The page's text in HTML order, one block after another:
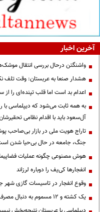
آخرین اخبار
واشنگتن درحال بررسی انتقال
هشدار صنعا به عربستان: وقت تلف
اعدام بد است اما قلب تپنده‌ای را از
به همه ثابت می‌شود که دیپلماسی
آل‌سعود باید با اقدام نظامی
تاراج هویت ملی در بازار بی‌صاحب
جنگ، جامعه در حال بی‌حیا شدن
هوش مصنوعی چگونه عملیات
انفجارها کی‌یف را دوباره لرزاند
وقوع انفجار در تاسیسات گازی شهر
یک کشته و ۱۲ مسموم به دنبال مصرف مشروبات الکلی در نیشابور